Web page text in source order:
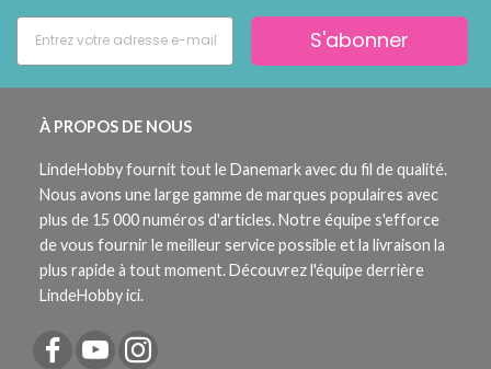
S'abonner
À PROPOS DE NOUS
LindeHobby fournit tout le Danemark avec du fil de qualité.
Nous avons une large gamme de marques populaires avec
plus de 15 000 numéros d'articles. Notre équipe s'efforce
de vous fournir le meilleur service possible et la livraison la
plus rapide à tout moment. Découvrez l'équipe derrière
LindeHobby ici.